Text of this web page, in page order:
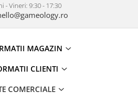
- Vineri: 9:30 - 17:30
MAGAZIN
CLIENTI
COMERCIALE